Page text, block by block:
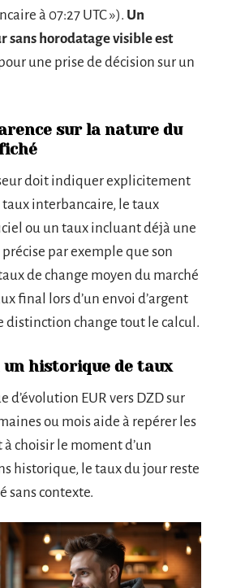
à 07:27 UTC »). Un
sans horodatage visible est
une prise de décision sur un
sur la nature du
doit indiquer explicitement
taux interbancaire, le taux
ou un taux incluant déjà une
par exemple que son
de change moyen du marché
final lors d’un envoi d’argent
distinction change tout le calcul.
un historique de taux
d’évolution EUR vers DZD sur
ou mois aide à repérer les
choisir le moment d’un
historique, le taux du jour reste
sans contexte.